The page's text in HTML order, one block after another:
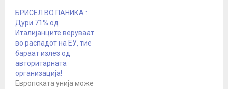
БРИСЕЛ ВО ПАНИКА :
Дури 71% од
Италијанците веруваат
во распадот на ЕУ, тие
бараат излез од
авторитарната
организација!
Европската унија може